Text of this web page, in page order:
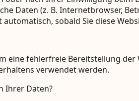
Daten (z. B. Internetbrowser,
sobald Sie diese
eine fehlerfreie Bereitstellung
verwendet werden.
Ihrer Daten?